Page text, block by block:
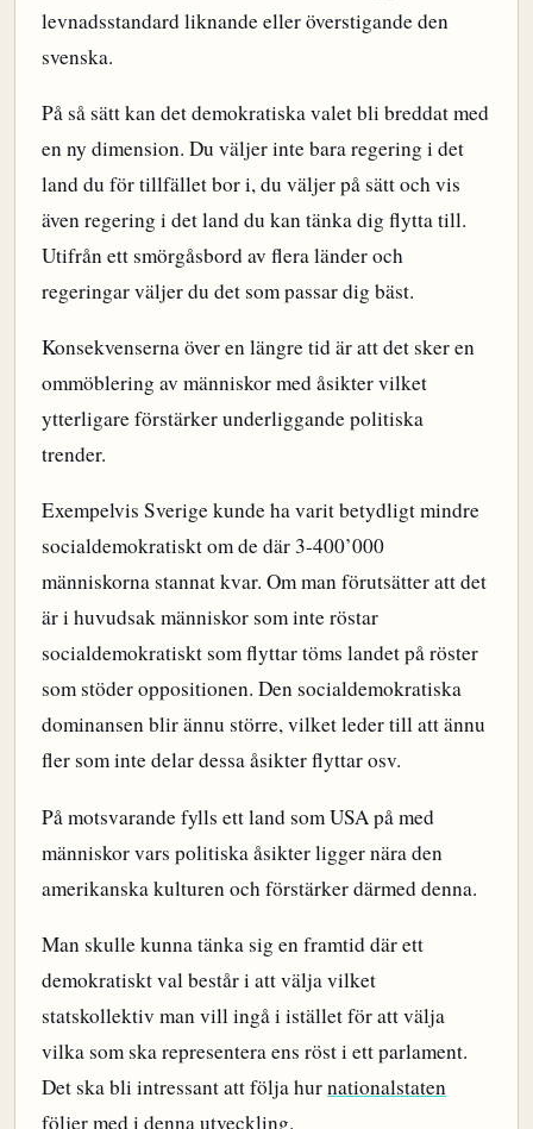
levnadsstandard liknande eller överstigande den
svenska.
På så sätt kan det demokratiska valet bli breddat med
en ny dimension. Du väljer inte bara regering i det
land du för tillfället bor i, du väljer på sätt och vis
även regering i det land du kan tänka dig flytta till.
Utifrån ett smörgåsbord av flera länder och
regeringar väljer du det som passar dig bäst.
Konsekvenserna över en längre tid är att det sker en
ommöblering av människor med åsikter vilket
ytterligare förstärker underliggande politiska
trender.
Exempelvis Sverige kunde ha varit betydligt mindre
socialdemokratiskt om de där 3-400’000
människorna stannat kvar. Om man förutsätter att det
är i huvudsak människor som inte röstar
socialdemokratiskt som flyttar töms landet på röster
som stöder oppositionen. Den socialdemokratiska
dominansen blir ännu större, vilket leder till att ännu
fler som inte delar dessa åsikter flyttar osv.
På motsvarande fylls ett land som USA på med
människor vars politiska åsikter ligger nära den
amerikanska kulturen och förstärker därmed denna.
Man skulle kunna tänka sig en framtid där ett
demokratiskt val består i att välja vilket
statskollektiv man vill ingå i istället för att välja
vilka som ska representera ens röst i ett parlament.
Det ska bli intressant att följa hurnationalstaten
följer med i denna utveckling.